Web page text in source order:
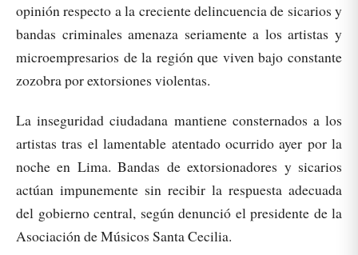
opinión respecto a la creciente delincuencia de sicarios y
bandas criminales amenaza seriamente a los artistas y
microempresarios de la región que viven bajo constante
zozobra por extorsiones violentas.
La inseguridad ciudadana mantiene consternados a los
artistas tras el lamentable atentado ocurrido ayer por la
noche en Lima. Bandas de extorsionadores y sicarios
actúan impunemente sin recibir la respuesta adecuada
del gobierno central, según denunció el presidente de la
Asociación de Músicos Santa Cecilia.